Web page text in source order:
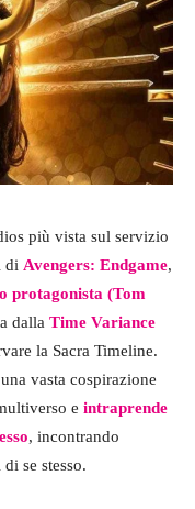
più vista sul servizio
di Avengers: Endgame,
protagonista (Tom
dalla Time Variance
la Sacra Timeline.
vasta cospirazione
e intraprende
, incontrando
se stesso.